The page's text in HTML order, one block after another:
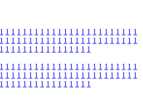
1 1 1 1 1 1 1 1 1 1 1 1 1 1 1 1 1 1 1 1 1 1 1 1
1 1 1 1 1 1 1 1 1 1 1 1 1 1 1 1 1 1 1 1 1 1 1 1
1 1 1 1 1 1 1 1 1 1 1 1 1 1 1 1
1 1 1 1 1 1 1 1 1 1 1 1 1 1 1 1 1 1 1 1 1 1 1 1
1 1 1 1 1 1 1 1 1 1 1 1 1 1 1 1 1 1 1 1 1 1 1 1
1 1 1 1 1 1 1 1 1 1 1 1 1 1 1 1